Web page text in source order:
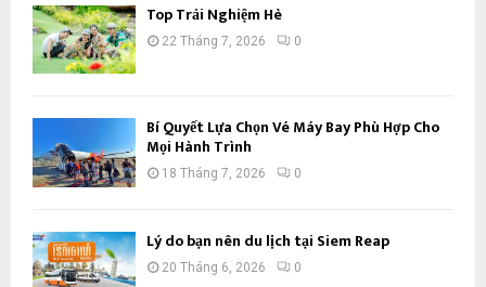
Top Trải Nghiệm Hè
22 Tháng 7, 2026 0
Bí Quyết Lựa Chọn Vé Máy Bay Phù Hợp Cho
Mọi Hành Trình
18 Tháng 7, 2026 0
Lý do bạn nên du lịch tại Siem Reap
20 Tháng 6, 2026 0